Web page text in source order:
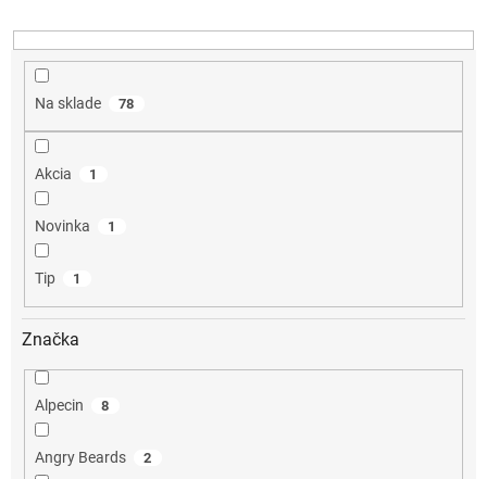
u
k
Na sklade 78
Akcia 1
Novinka 1
Tip 1
Značka
Alpecin 8
Angry Beards 2